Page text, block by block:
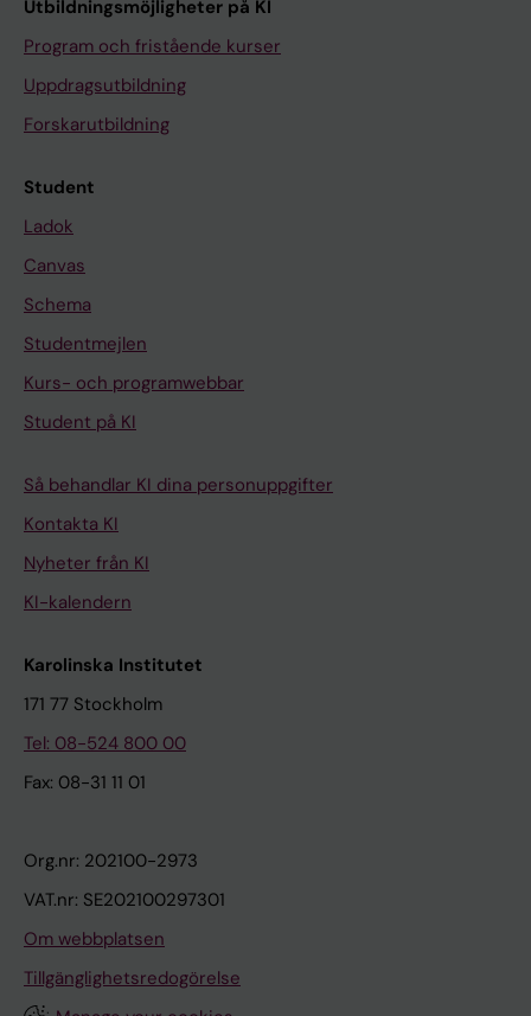
Utbildningsmöjligheter på KI
Program och fristående kurser
Uppdragsutbildning
Forskarutbildning
Student
Ladok
Canvas
Schema
Studentmejlen
Kurs- och programwebbar
Student på KI
Så behandlar KI dina personuppgifter
Kontakta KI
Nyheter från KI
KI-kalendern
Karolinska Institutet
171 77 Stockholm
Tel: 08-524 800 00
Fax: 08-31 11 01
Org.nr: 202100-2973
VAT.nr: SE202100297301
Om webbplatsen
Tillgänglighetsredogörelse